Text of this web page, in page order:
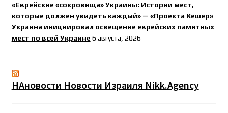
«Еврейские «сокровища» Украины: Истории мест,
которые должен увидеть каждый» — «Проекта Кешер»
Украина инициировал освещение еврейских памятных
мест по всей Украине 6 августа, 2026
НАновости Новости Израиля Nikk.Agency